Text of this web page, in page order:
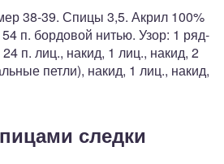
38-39. Спицы 3,5. Акрил 100%
п. бордовой нитью. Узор: 1 ряд-
п. лиц., накид, 1 лиц., накид, 2
петли), накид, 1 лиц., накид,
следки